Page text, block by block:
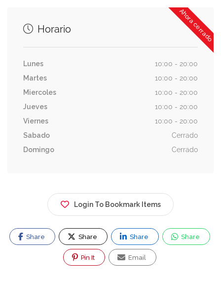
Ahora cerrado
Horario
Lunes
10:00 - 20:00
Martes
10:00 - 20:00
Miercoles
10:00 - 20:00
Jueves
10:00 - 20:00
Viernes
10:00 - 20:00
Sabado
Cerrado
Domingo
Cerrado
Login To Bookmark Items
Share Share Share Share
Pin It Email